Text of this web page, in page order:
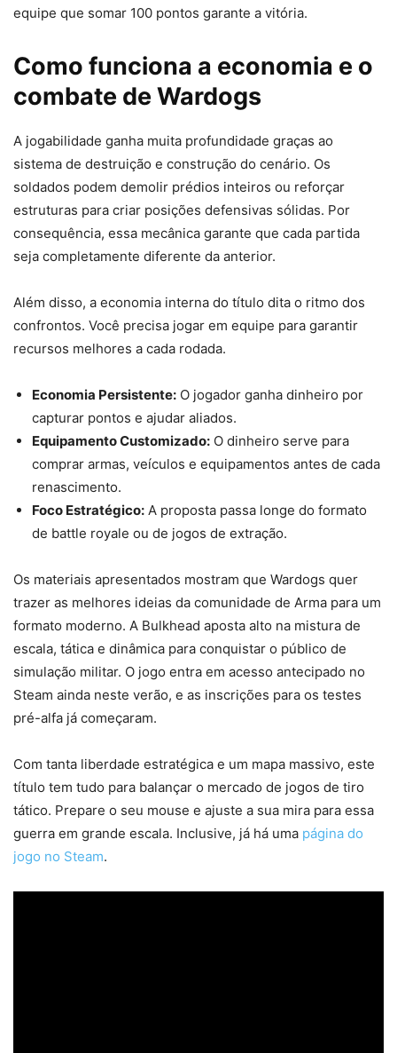
equipe que somar 100 pontos garante a vitória.
Como funciona a economia e o
combate de Wardogs
A jogabilidade ganha muita profundidade graças ao
sistema de destruição e construção do cenário. Os
soldados podem demolir prédios inteiros ou reforçar
estruturas para criar posições defensivas sólidas. Por
consequência, essa mecânica garante que cada partida
seja completamente diferente da anterior.
Além disso, a economia interna do título dita o ritmo dos
confrontos. Você precisa jogar em equipe para garantir
recursos melhores a cada rodada.
Economia Persistente: O jogador ganha dinheiro por
capturar pontos e ajudar aliados.
Equipamento Customizado: O dinheiro serve para
comprar armas, veículos e equipamentos antes de cada
renascimento.
Foco Estratégico: A proposta passa longe do formato
de battle royale ou de jogos de extração.
Os materiais apresentados mostram que Wardogs quer
trazer as melhores ideias da comunidade de Arma para um
formato moderno. A Bulkhead aposta alto na mistura de
escala, tática e dinâmica para conquistar o público de
simulação militar. O jogo entra em acesso antecipado no
Steam ainda neste verão, e as inscrições para os testes
pré-alfa já começaram.
Com tanta liberdade estratégica e um mapa massivo, este
título tem tudo para balançar o mercado de jogos de tiro
tático. Prepare o seu mouse e ajuste a sua mira para essa
guerra em grande escala. Inclusive, já há uma página do
jogo no Steam.